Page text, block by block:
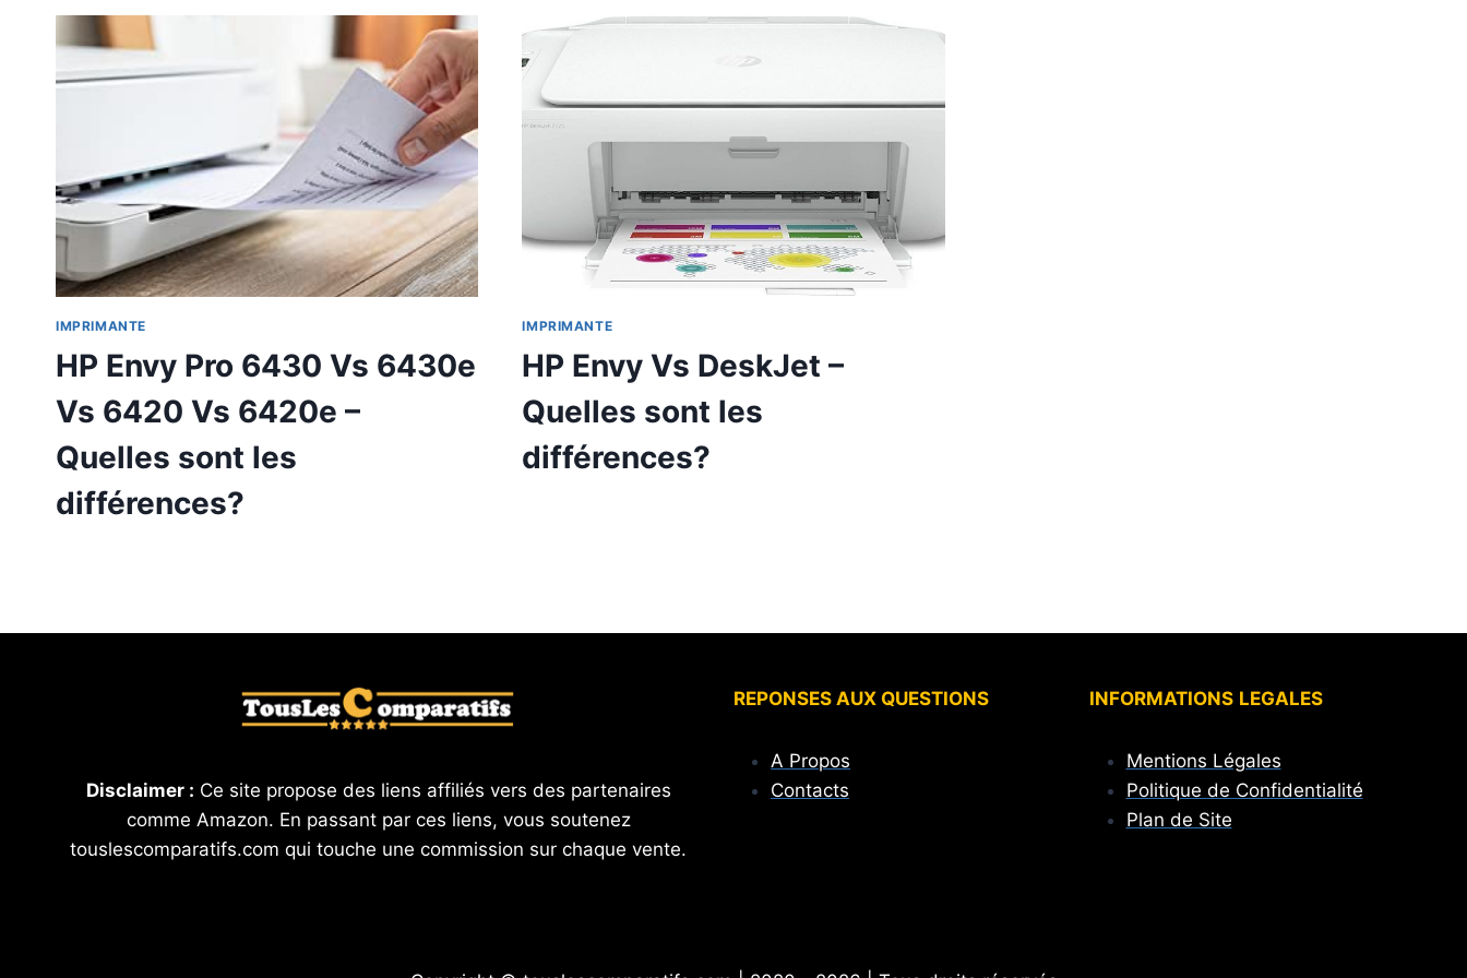
IMPRIMANTE
HP Envy Pro 6430 Vs 6430e
Vs 6420 Vs 6420e –
Quelles sont les
différences?
IMPRIMANTE
HP Envy Vs DeskJet –
Quelles sont les
différences?
Disclaimer : Ce site propose des liens affiliés vers des partenaires
comme Amazon. En passant par ces liens, vous soutenez
touslescomparatifs.com qui touche une commission sur chaque vente.
REPONSES AUX QUESTIONS
A Propos
Contacts
INFORMATIONS LEGALES
Mentions Légales
Politique de Confidentialité
Plan de Site